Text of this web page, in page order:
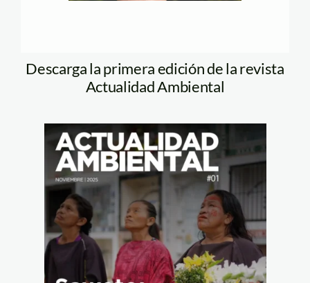
Descarga la primera edición de la revista
Actualidad Ambiental